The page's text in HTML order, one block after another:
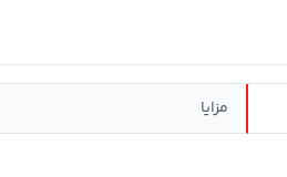
مزایا